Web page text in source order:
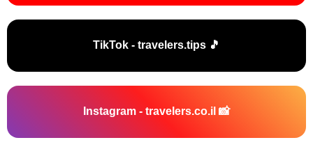
🎵 TikTok - travelers.tips
📸 Instagram - travelers.co.il